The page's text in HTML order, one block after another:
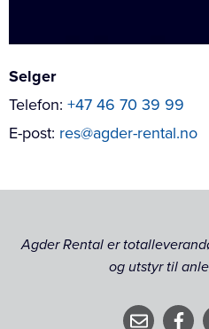
Selger
Telefon: +47 46 70 39 99
E-post: res@agder-rental.no
Agder Rental er
og utstyr til